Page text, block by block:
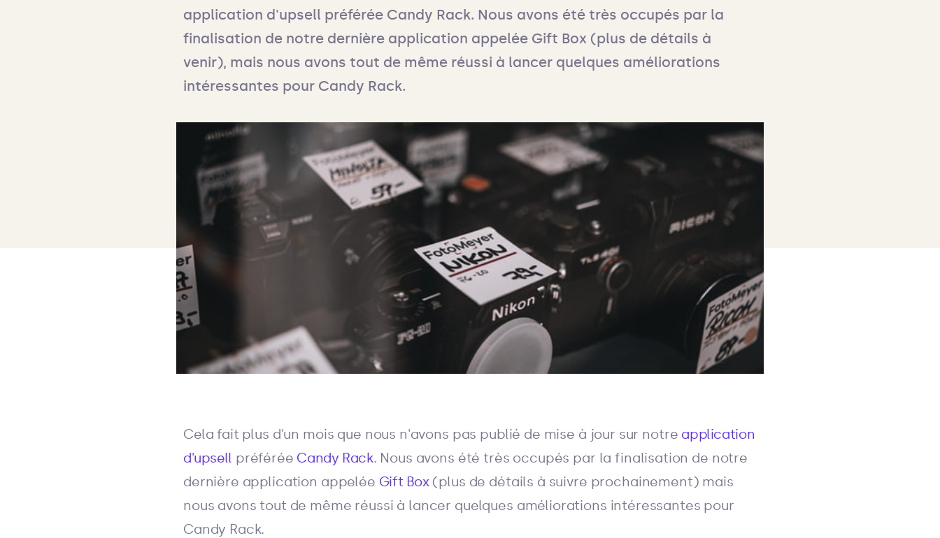
application d'upsell préférée Candy Rack. Nous avons été très occupés par la
finalisation de notre dernière application appelée Gift Box (plus de détails à
venir), mais nous avons tout de même réussi à lancer quelques améliorations
intéressantes pour Candy Rack.
Cela fait plus d'un mois que nous n'avons pas publié de mise à jour sur notre application
d'upsell préférée Candy Rack. Nous avons été très occupés par la finalisation de notre
dernière application appelée Gift Box(plus de détails à suivre prochainement) mais
nous avons tout de même réussi à lancer quelques améliorations intéressantes pour
Candy Rack.